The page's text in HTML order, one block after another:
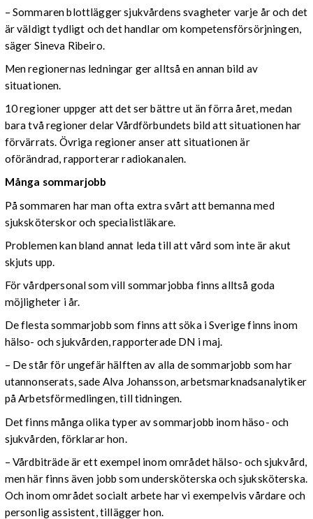
– Sommaren blottlägger sjukvårdens svagheter varje år och det
är väldigt tydligt och det handlar om kompetensförsörjningen,
säger Sineva Ribeiro.
Men regionernas ledningar ger alltså en annan bild av
situationen.
10 regioner uppger att det ser bättre ut än förra året, medan
bara två regioner delar Vårdförbundets bild att situationen har
förvärrats. Övriga regioner anser att situationen är
oförändrad, rapporterar radiokanalen.
Många sommarjobb
På sommaren har man ofta extra svårt att bemanna med
sjuksköterskor och specialistläkare.
Problemen kan bland annat leda till att vård som inte är akut
skjuts upp.
För vårdpersonal som vill sommarjobba finns alltså goda
möjligheter i år.
De flesta sommarjobb som finns att söka i Sverige finns inom
hälso- och sjukvården, rapporterade DN i maj.
– De står för ungefär hälften av alla de sommarjobb som har
utannonserats, sade Alva Johansson, arbetsmarknadsanalytiker
på Arbetsförmedlingen, till tidningen.
Det finns många olika typer av sommarjobb inom häso- och
sjukvården, förklarar hon.
– Vårdbiträde är ett exempel inom området hälso- och sjukvård,
men här finns även jobb som undersköterska och sjuksköterska.
Och inom området socialt arbete har vi exempelvis vårdare och
personlig assistent, tillägger hon.